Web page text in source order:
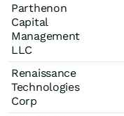
Parthenon
Capital
Management
LLC
Renaissance
Technologies
Corp